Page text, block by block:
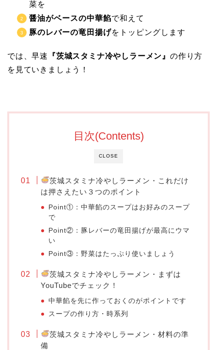
菜を
醤油がベースの中華餡で和えて
豚のレバーの竜田揚げをトッピングします
では、早速 『茨城スタミナ冷やしラーメン』 の作り方
を見ていきましょう！
CLOSE
目次(Contents)
茨城スタミナ冷やしラーメン・これだけ
は押さえたい３つのポイント
Point①：中華餡のスープはお好みのスープ
で
Point②：豚レバーの竜田揚げが最高にウマ
い
Point③：野菜はたっぷり使いましょう
茨城スタミナ冷やしラーメン・まずは
YouTubeでチェック！
中華餡を先に作っておくのがポイントです
スープの作り方・時系列
茨城スタミナ冷やしラーメン・材料の準
備